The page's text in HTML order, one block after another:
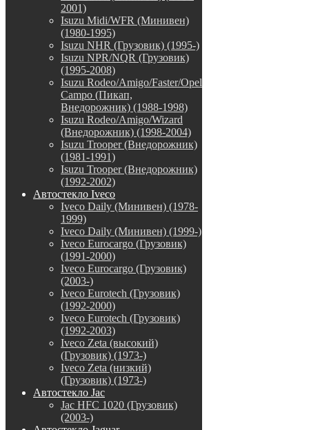
2001)
Isuzu Midi/WFR (Минивен)
(1980-1995)
Isuzu NHR (Грузовик) (1995-)
Isuzu NPR/NQR (Грузовик)
(1995-2008)
Isuzu Rodeo/Amigo/Faster/Opel
Campo (Пикап,
Внедорожник) (1988-1998)
Isuzu Rodeo/Amigo/Wizard
(Внедорожник) (1998-2004)
Isuzu Trooper (Внедорожник)
(1981-1991)
Isuzu Trooper (Внедорожник)
(1992-2002)
Автостекло Iveco
Iveco Daily (Минивен) (1978-
1999)
Iveco Daily (Минивен) (1999-)
Iveco Eurocargo (Грузовик)
(1991-2000)
Iveco Eurocargo (Грузовик)
(2003-)
Iveco Eurotech (Грузовик)
(1992-2000)
Iveco Eurotech (Грузовик)
(1992-2003)
Iveco Zeta (высокий)
(Грузовик) (1973-)
Iveco Zeta (низкий)
(Грузовик) (1973-)
Автостекло Jac
Jac HFC 1020 (Грузовик)
(2003-)